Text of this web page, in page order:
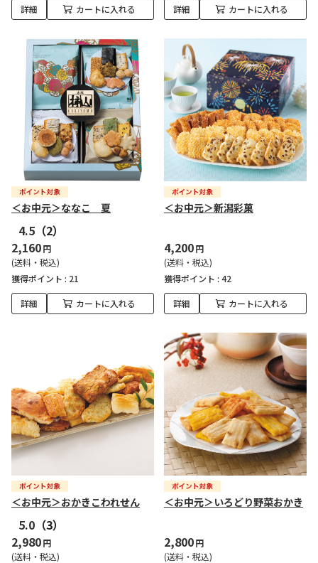
詳細 カートに入れる 詳細 カートに入れる
＜お中元＞ななこ 夏
4.5 （2）
2,160円
(送料・税込)
獲得ポイント : 21
詳細 カートに入れる
＜お中元＞新潟彩菓
4,200円
(送料・税込)
獲得ポイント : 42
詳細 カートに入れる
＜お中元＞おかきこわれせん
5.0 （3）
2,980円
(送料・税込)
＜お中元＞いろどり野菜おかき
2,800円
(送料・税込)